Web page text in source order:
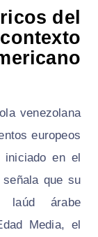
del
venezolana
europeos
iniciado en el
que su
laúd árabe
Media, el